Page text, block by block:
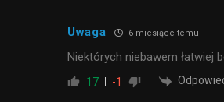
Uwaga 6 miesiące temu
Niektórych niebawem łatwiej
17 -1